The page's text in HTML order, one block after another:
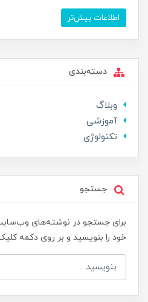
اطلاعات بیش‌تر
دسته‌بندی
وبلاگ
آموزشی
تکنولوژی
جستجو
برای جستجو در نوشته‌های
خود را بنویسید و بر روی دکمه